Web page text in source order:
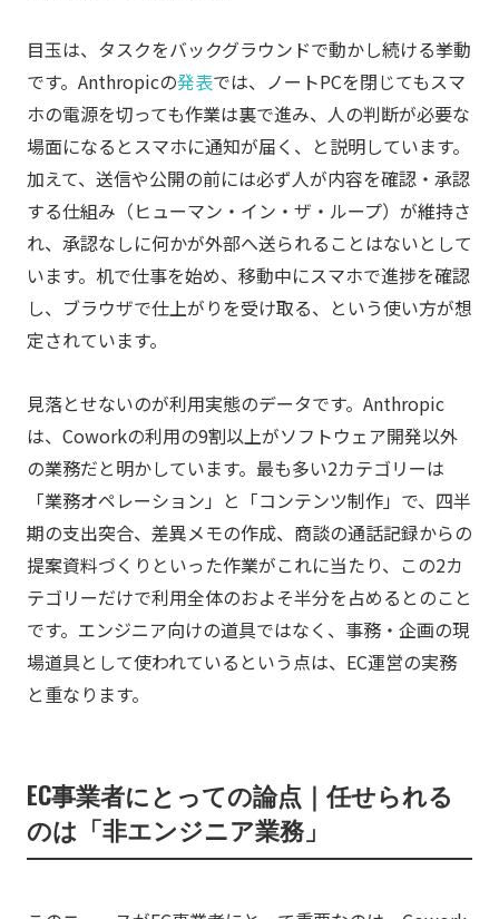
目玉は、タスクをバックグラウンドで動かし続ける挙動
です。Anthropicの発表では、ノートPCを閉じてもスマ
ホの電源を切っても作業は裏で進み、人の判断が必要な
場面になるとスマホに通知が届く、と説明しています。
加えて、送信や公開の前には必ず人が内容を確認・承認
する仕組み（ヒューマン・イン・ザ・ループ）が維持さ
れ、承認なしに何かが外部へ送られることはないとして
います。机で仕事を始め、移動中にスマホで進捗を確認
し、ブラウザで仕上がりを受け取る、という使い方が想
定されています。
見落とせないのが利用実態のデータです。Anthropic
は、Coworkの利用の9割以上がソフトウェア開発以外
の業務だと明かしています。最も多い2カテゴリーは
「業務オペレーション」と「コンテンツ制作」で、四半
期の支出突合、差異メモの作成、商談の通話記録からの
提案資料づくりといった作業がこれに当たり、この2カ
テゴリーだけで利用全体のおよそ半分を占めるとのこと
です。エンジニア向けの道具ではなく、事務・企画の現
場道具として使われているという点は、EC運営の実務
と重なります。
EC事業者にとっての論点｜任せられる
のは「非エンジニア業務」